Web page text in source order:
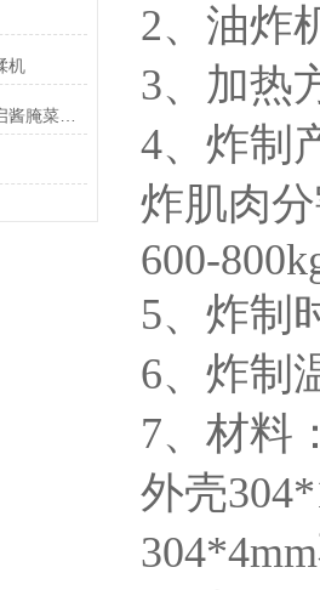
机
2、油炸
3、加热
4、炸制
炸肌肉
600-
5、炸制
6、炸制
7、材料
外壳